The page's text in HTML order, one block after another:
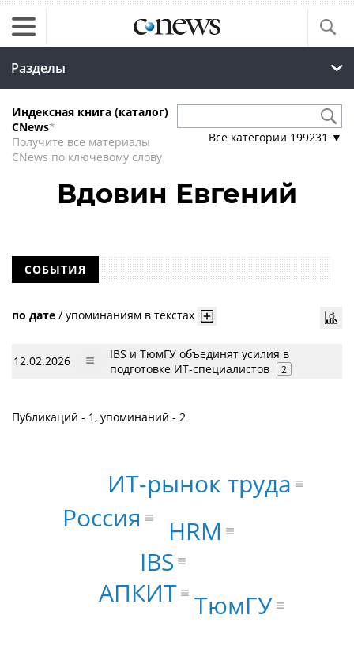
Разделы
Индексная книга (каталог)
CNews*
Получите все материалы
CNews по ключевому слову
Все категории 199231 ▼
Вдовин Евгений
СОБЫТИЯ
по дате / упоминаниям в текстах
12.02.2026
IBS и ТюмГУ объединят усилия в
подготовке ИТ-специалистов
2
Публикаций - 1, упоминаний - 2
IBS
HRM
АПКИТ
Россия
ИТ-рынок труда
ТюмГУ